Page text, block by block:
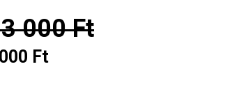
000 Ft
Ft